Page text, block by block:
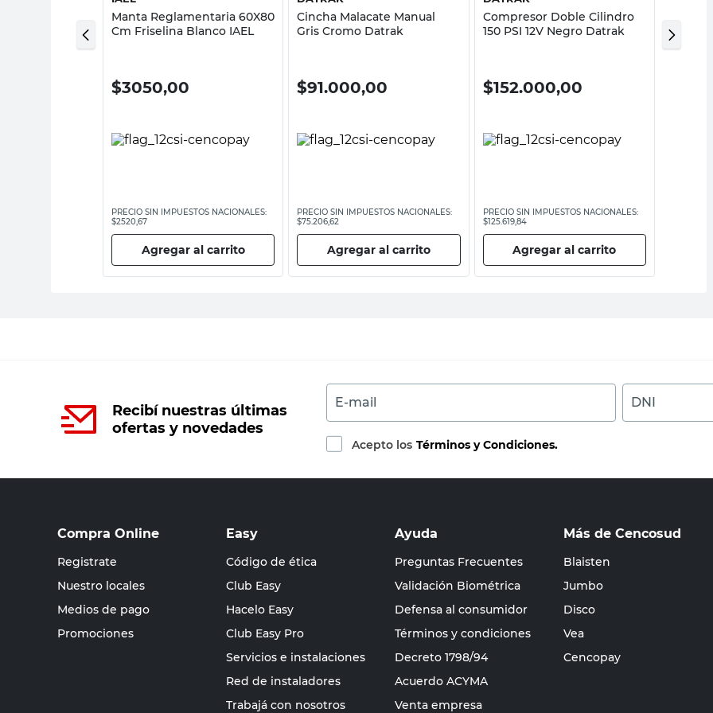
Manta Reglamentaria 60X80
Cm Friselina Blanco IAEL
$3050,00
PRECIO SIN IMPUESTOS NACIONALES:
$2520,67
Agregar al carrito
Cincha Malacate Manual
Gris Cromo Datrak
$91.000,00
PRECIO SIN IMPUESTOS NACIONALES:
$75.206,62
Agregar al carrito
Compresor Doble Cilindro
150 PSI 12V Negro Datrak
$152.000,00
PRECIO SIN IMPUESTOS NACIONALES:
$125.619,84
Agregar al carrito
100PSI
Recibí nuestras últimas
ofertas y novedades
E-mail DNI
Acepto los Términos y Condiciones.
Compra Online
Registrate
Nuestro locales
Medios de pago
Promociones
Easy
Código de ética
Club Easy
Hacelo Easy
Club Easy Pro
Servicios e instalaciones
Red de instaladores
Trabajá con nosotros
Ayuda
Preguntas Frecuentes
Validación Biométrica
Defensa al consumidor
Términos y condiciones
Decreto 1798/94
Acuerdo ACYMA
Venta empresa
Más de Cencosud
Blaisten
Jumbo
Disco
Vea
Cencopay